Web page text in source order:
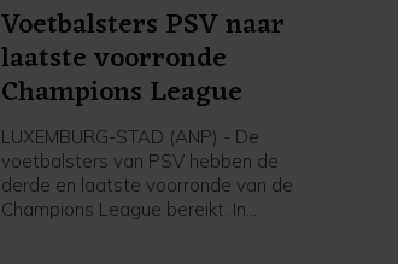
Voetbalsters PSV naar
laatste voorronde
Champions League
LUXEMBURG-STAD (ANP) - De
voetbalsters van PSV hebben de
derde en laatste voorronde van de
Champions League bereikt. In